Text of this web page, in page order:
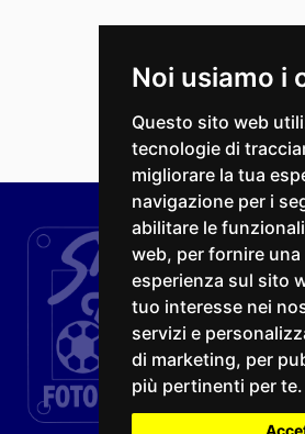
Noi usiamo i
Questo sito web
tecnologie di
migliorare la tua
navigazione per i
abilitare le
web, per fornire
esperienza sul sito
tuo interesse nei
servizi e
di marketing, per
più pertinenti per te.